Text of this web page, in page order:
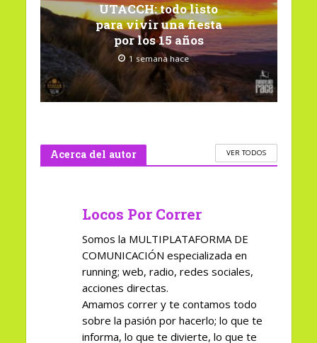
UTACCH: todo listo
para vivir una fiesta
por los 15 años
1 semana hace
Acerca del autor VER TODOS
Locos Por Correr
Somos la MULTIPLATAFORMA DE
COMUNICACIÓN especializada en
running; web, radio, redes sociales,
acciones directas.
Amamos correr y te contamos todo
sobre la pasión por hacerlo; lo que te
informa, lo que te divierte, lo que te